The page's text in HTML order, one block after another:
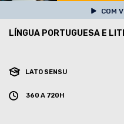
COM
LÍNGUA PORTUGUESA E
LATO SENSU
360 A 720H